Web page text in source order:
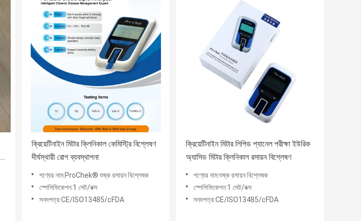
ক্রিয়েটিনাইন মিটার ক্লিনিকাল কেমিস্ট্রি বিশ্লেষণ
দীর্ঘস্থায়ী রোগ ব্যবস্থাপনা
পণ্যের নাম:ProChek® শুষ্ক রসায়ন বিশ্লেষক
স্পেসিফিকেশন:1 সেট/বক্স
সনদপত্র:CE/ISO13485/cFDA
ক্রিয়েটিনাইন মিটার লিপিড প্যানেল পরীক্ষা ইউরিক
অ্যাসিড মিটার ক্লিনিকাল রসায়ন বিশ্লেষণ
পণ্যের নাম:শুষ্ক রসায়ন বিশ্লেষক
স্পেসিফিকেশন:1 সেট/বক্স
সনদপত্র:CE/ISO13485/cFDA